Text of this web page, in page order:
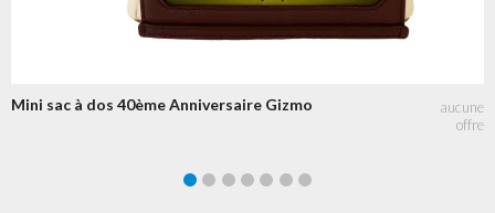
Mini sac à dos 40ème Anniversaire Gizmo